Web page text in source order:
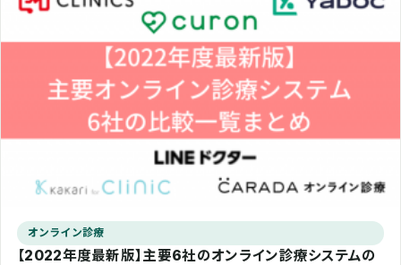
オンライン診療
【2022年度最新版】主要6社のオンライン診療システムの